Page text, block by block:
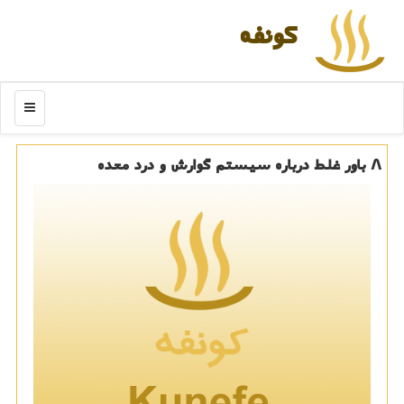
كونفه
منو
۸ باور غلط درباره سیستم گوارش و درد معده